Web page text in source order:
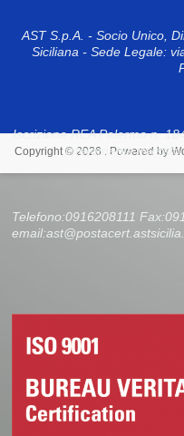
AST S.p.A. - Socio Unico,
Siciliana - Sede Legale:
Iscrizione REA Palermo n.
interamente versato
Telefono:0916208111
Copyright © 2026 . Powered by